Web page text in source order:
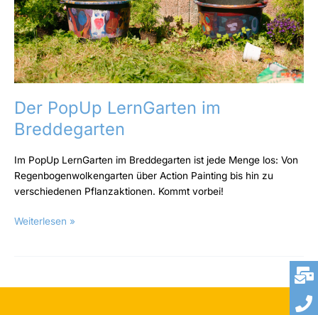
Der PopUp LernGarten im
Breddegarten
Im PopUp LernGarten im Breddegarten ist jede Menge los: Von
Regenbogenwolkengarten über Action Painting bis hin zu
verschiedenen Pflanzaktionen. Kommt vorbei!
Weiterlesen »